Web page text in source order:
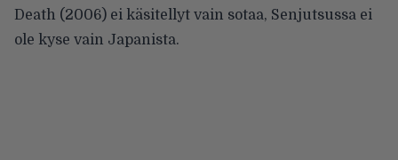
Death (2006) ei käsitellyt vain sotaa, Senjutsussa ei
ole kyse vain Japanista.